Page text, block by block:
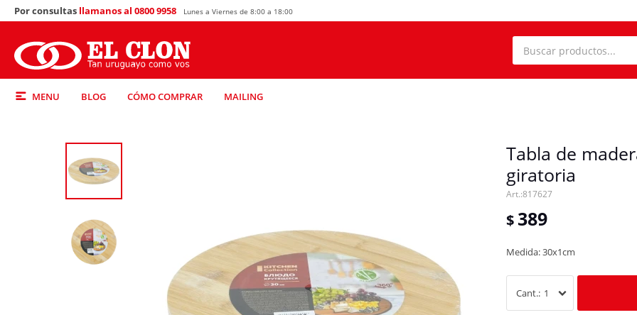
MENU BLOG CÓMO COMPRAR MAILING
Por consultas llamanos al 0800 9958 Lunes a Viernes de 8:00 a 18:00
Tabla de
giratoria
817627
$ 389
Medida: 30x1cm
1